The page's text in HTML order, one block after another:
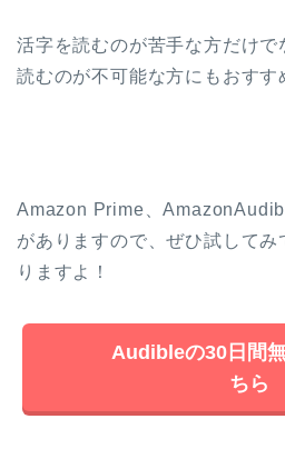
活字を読むのが苦手な方だけで
読むのが不可能な方にもおすす
Amazon Prime、
がありますので、ぜひ試してみ
りますよ！
Audibleの30日間
ちら